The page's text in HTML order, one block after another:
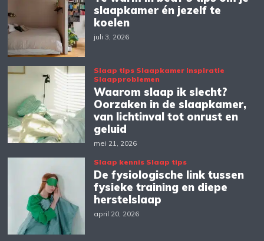
slaapkamer én jezelf te
koelen
juli 3, 2026
Slaap tips Slaapkamer inspiratie
Slaapproblemen
Waarom slaap ik slecht?
Oorzaken in de slaapkamer,
van lichtinval tot onrust en
geluid
mei 21, 2026
Slaap kennis Slaap tips
De fysiologische link tussen
fysieke training en diepe
herstelslaap
april 20, 2026